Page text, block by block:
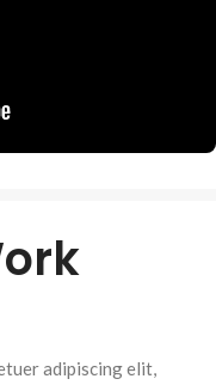
adipiscing elit,